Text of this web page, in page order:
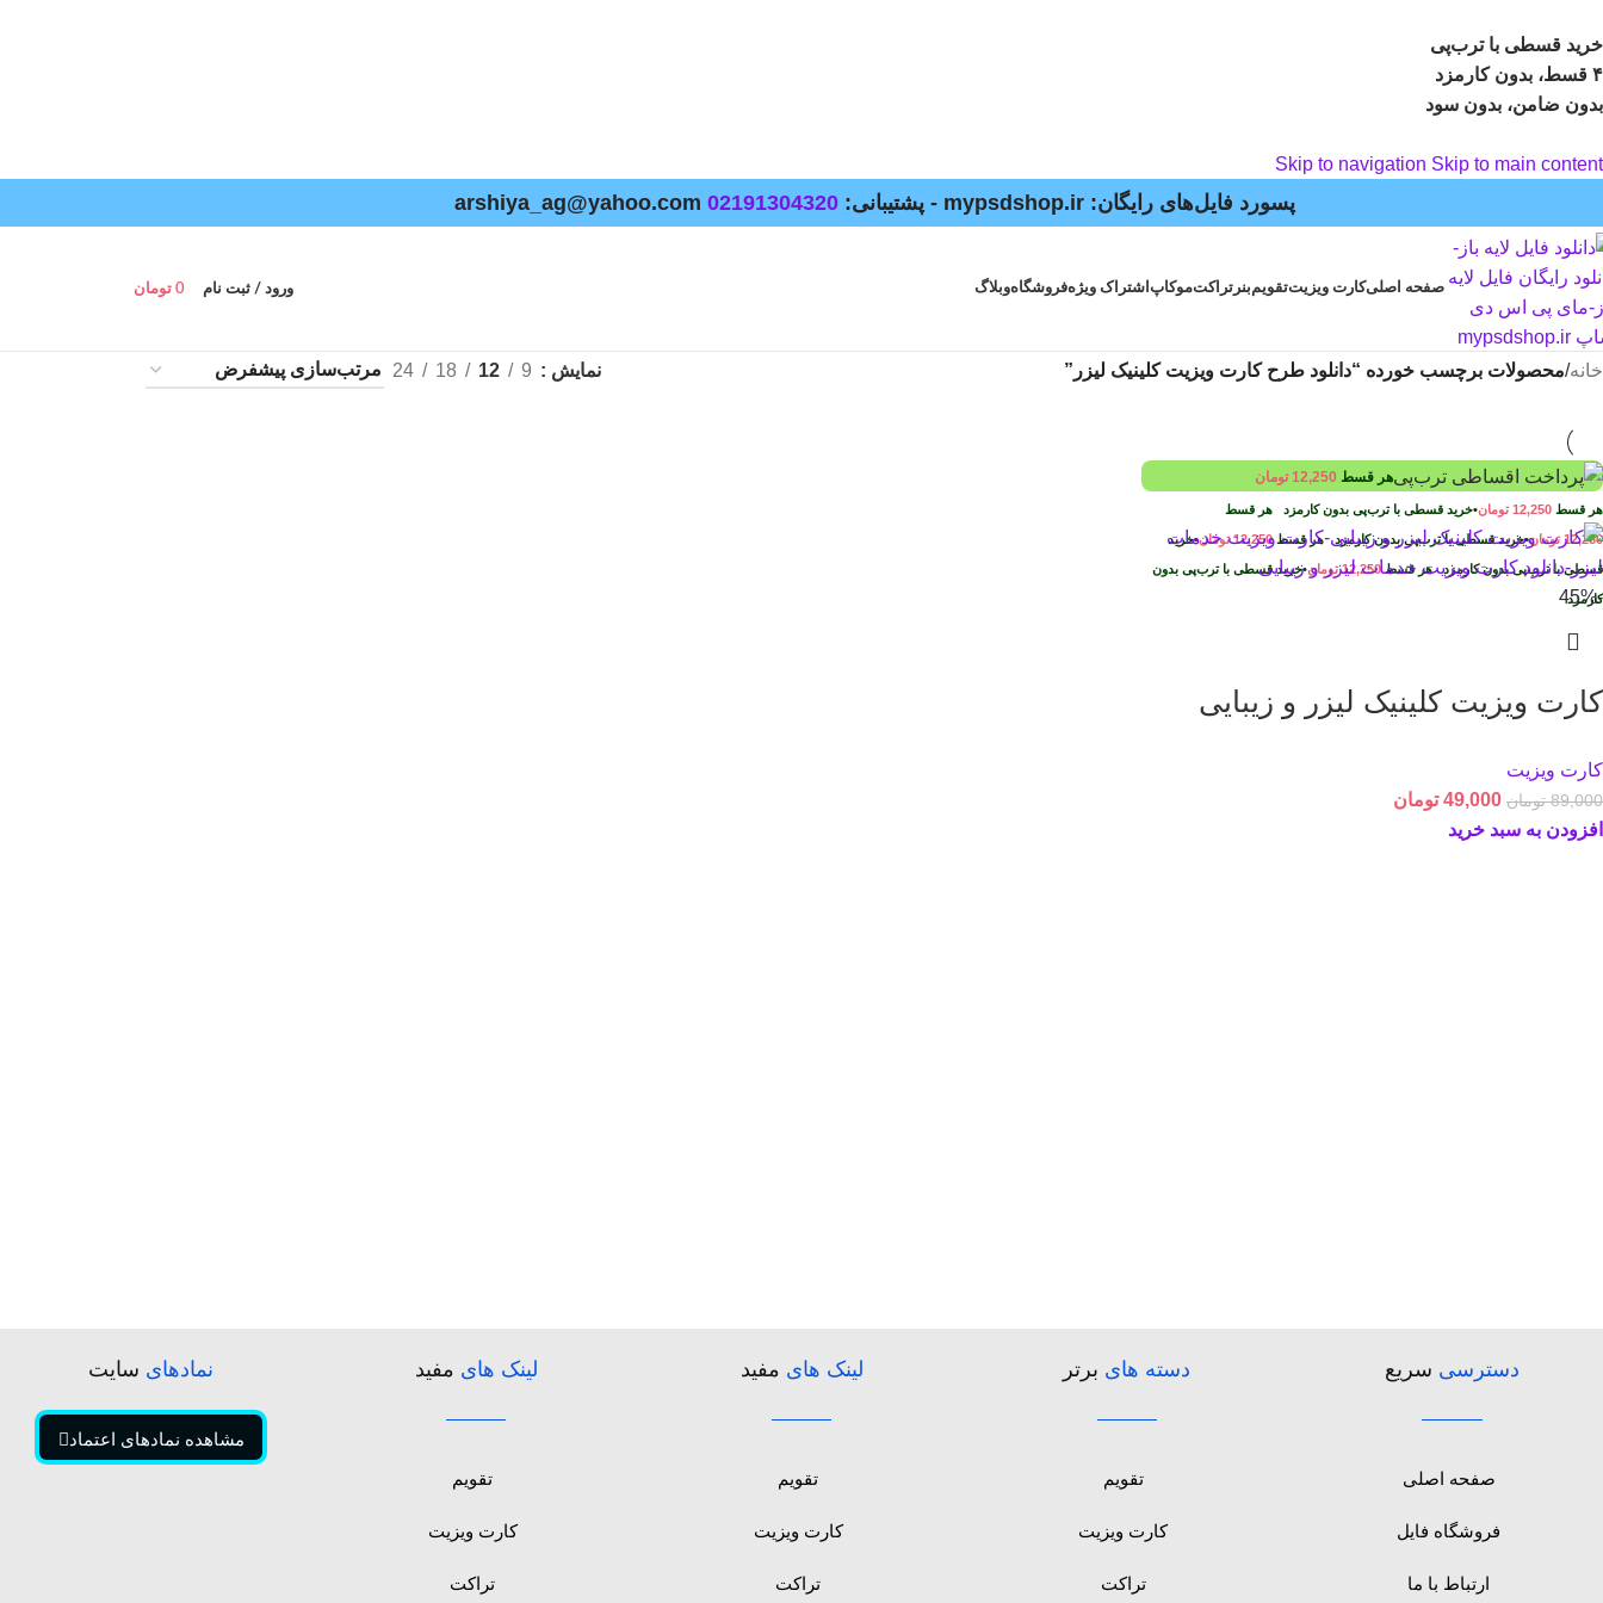
خرید قسطی با ترب‌پی
۴ قسط، بدون کارمزد
بدون ضامن، بدون سود
Skip to navigation Skip to main content
پسورد فایل‌های رایگان: mypsdshop.ir - پشتیبانی: arshiya_ag@yahoo.com 02191304320
صفحه اصلیکارت ویزیتتقویمبنر تراکتموکاپ اشتراک ویژهفروشگاهوبلاگ ورود / ثبت نام 0 تومان
خانه/محصولات برچسب خورده “دانلود طرح کارت ویزیت کلینیک لیزر” نمایش 9
12
18
24
هر قسط 12,250 تومان
هر قسط 12,250 تومان•خرید قسطی با ترب‌پی بدون کارمزد هر قسط
12,250 تومان•خرید قسطی با ترب‌پی بدون کارمزدهر قسط12,250 تومان•خرید
قسطی با ترب‌پی بدون کارمزدهر قسط12,250 تومان•خرید قسطی با ترب‌پی بدون
کارمزد
-45%
کارت ویزیت کلینیک لیزر و زیبایی
کارت ویزیت
89,000 تومان 49,000 تومان
افزودن به سبد خرید
دسترسی سریع
صفحه اصلی
فروشگاه فایل
ارتباط با ما
دسته های برتر
تقویم
کارت ویزیت
تراکت
لینک های مفید
تقویم
کارت ویزیت
تراکت
لینک های مفید
تقویم
کارت ویزیت
تراکت
نمادهای سایت
مشاهده نمادهای اعتماد